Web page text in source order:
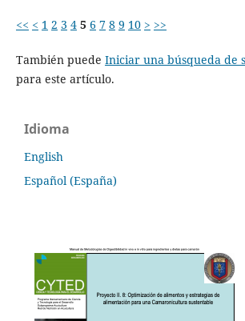
<< < 1 2 3 4 5 6 7 8 9 10 > >>
También puede Iniciar una búsqueda de
para este artículo.
Idioma
English
Español (España)